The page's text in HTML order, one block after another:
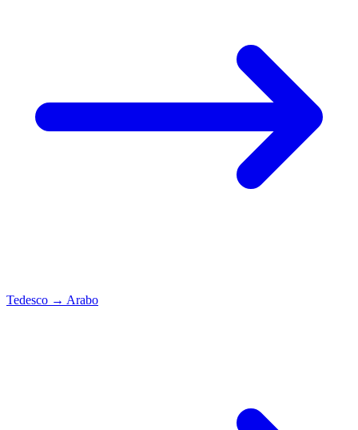
Tedesco → Arabo